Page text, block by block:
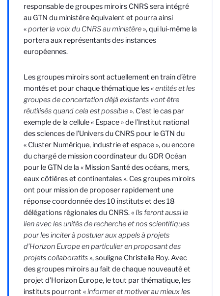
responsable de groupes miroirs CNRS sera intégré
au GTN du ministère équivalent et pourra ainsi
«porter la voix du CNRS au ministère », qui lui-même la
portera aux représentants des instances
européennes.
Les groupes miroirs sont actuellement en train d’être
montés et pour chaque thématique les «entités et les
groupes de concertation déjà existants vont être
réutilisés quand cela est possible ». C’est le cas par
exemple de la cellule « Espace » de l’Institut national
des sciences de l’Univers du CNRS pour le GTN du
« Cluster Numérique, industrie et espace », ou encore
du chargé de mission coordinateur du GDR Océan
pour le GTN de la « Mission Santé des océans, mers,
eaux côtières et continentales ». Ces groupes miroirs
ont pour mission de proposer rapidement une
réponse coordonnée des 10 instituts et des 18
délégations régionales du CNRS. « Ils feront aussi le
lien avec les unités de recherche et nos scientifiques
pour les inciter à postuler aux appels à projets
d’Horizon Europeen particulier en proposant des
projets collaboratifs », souligne Christelle Roy. Avec
des groupes miroirs au fait de chaque nouveauté et
projet d’Horizon Europe, le tout par thématique, les
instituts pourront «informer et motiver au mieux les